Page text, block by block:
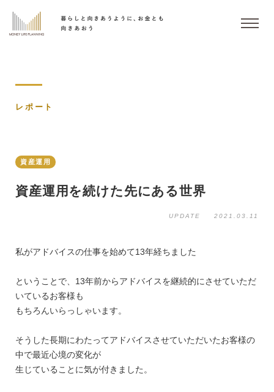
レポート
資産運用
資産運用を続けた先にある世界
UPDATE 2021.03.11
私がアドバイスの仕事を始めて13年経ちました
ということで、13年前からアドバイスを継続的にさせていただ
いているお客様も
もちろんいらっしゃいます。
そうした長期にわたってアドバイスさせていただいたお客様の
中で最近心境の変化が
生じていることに気が付きました。